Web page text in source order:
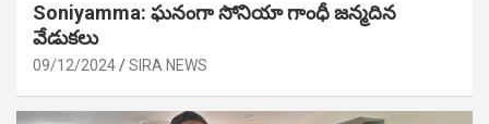
Soniyamma: ఘ‌నంగా సోనియా గాంధీ జ‌న్మ‌దిన
వేడుక‌లు
09/12/2024 SIRA NEWS